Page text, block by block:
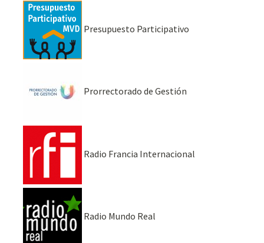
Presupuesto Participativo
Prorrectorado de Gestión
Radio Francia Internacional
Radio Mundo Real